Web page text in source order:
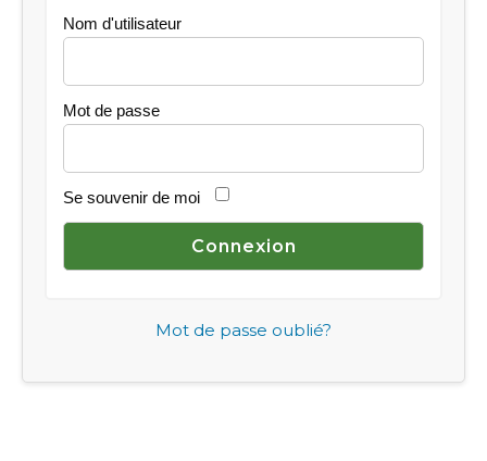
Nom d'utilisateur
Mot de passe
Se souvenir de moi
Mot de passe oublié?